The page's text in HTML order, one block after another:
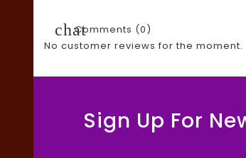
chatComments (0)
No customer reviews for the moment.
Sign Up For